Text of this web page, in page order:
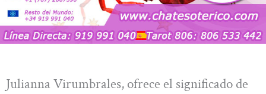
Julianna Virumbrales, ofrece el significado de